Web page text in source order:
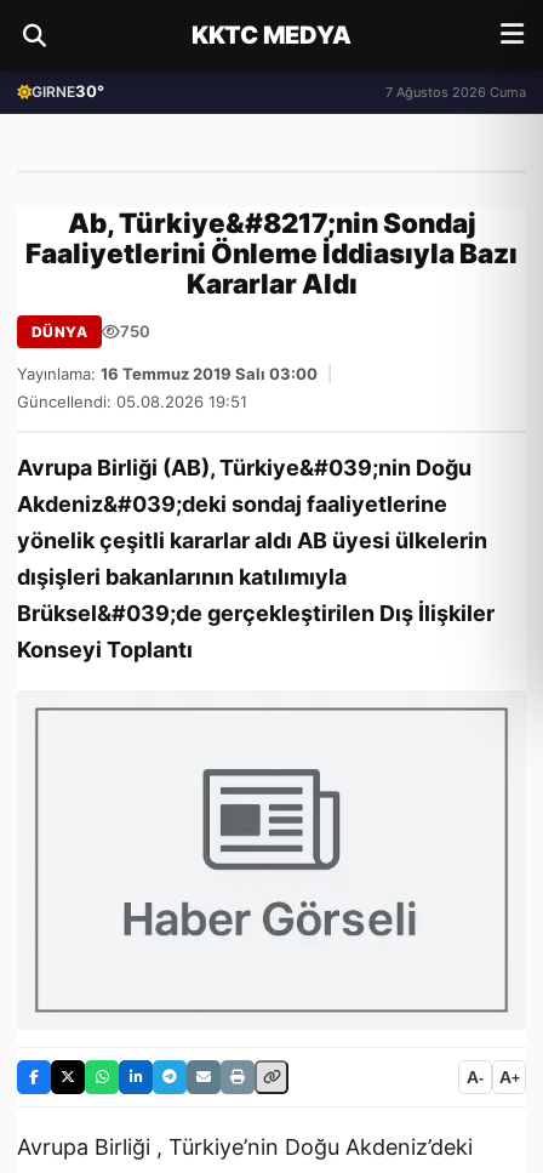
KKTC MEDYA
GIRNE30° 7 Ağustos 2026 Cuma
Ab, Türkiye&#8217;nin Sondaj
Faaliyetlerini Önleme İddiasıyla Bazı
Kararlar Aldı
DÜNYA 750
Yayınlama: 16 Temmuz 2019 Salı 03:00
Güncellendi: 05.08.2026 19:51
Avrupa Birliği (AB), Türkiye&#039;nin Doğu
Akdeniz&#039;deki sondaj faaliyetlerine
yönelik çeşitli kararlar aldı AB üyesi ülkelerin
dışişleri bakanlarının katılımıyla
Brüksel&#039;de gerçekleştirilen Dış İlişkiler
Konseyi Toplantı
A- A+
Avrupa Birliği , Türkiye’nin Doğu Akdeniz’deki